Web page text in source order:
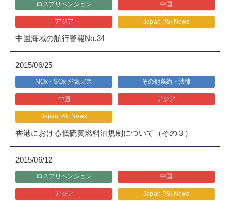
ロスプリベンション 中国
アジア Japan P&I News
中国海域の航行警報No.34
2015/06/25
NOx・SOx-排気ガス その他条約・法律
中国 アジア
Japan P&I News
香港における低硫黄燃料油規制について（その３）
2015/06/12
ロスプリベンション 中国
アジア Japan P&I News